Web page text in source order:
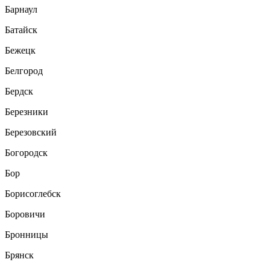
Барнаул
Батайск
Бежецк
Белгород
Бердск
Березники
Березовский
Богородск
Бор
Борисоглебск
Боровичи
Бронницы
Брянск